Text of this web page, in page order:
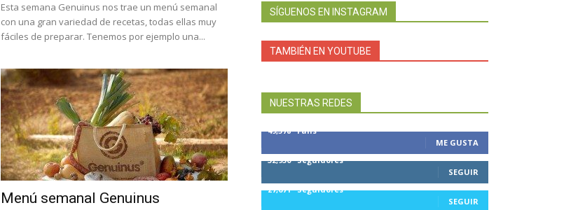
Esta semana Genuinus nos trae un menú semanal
con una gran variedad de recetas, todas ellas muy
fáciles de preparar. Tenemos por ejemplo una...
Menú semanal Genuinus
SÍGUENOS EN INSTAGRAM
TAMBIÉN EN YOUTUBE
NUESTRAS REDES
49,578 Fans
ME GUSTA
32,950 Seguidores
SEGUIR
27,671 Seguidores
SEGUIR